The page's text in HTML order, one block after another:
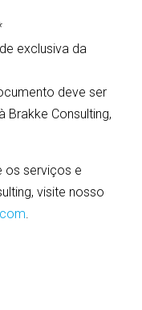
exclusiva da
deve ser
Brakke Consulting,
os serviços e
visite nosso
.